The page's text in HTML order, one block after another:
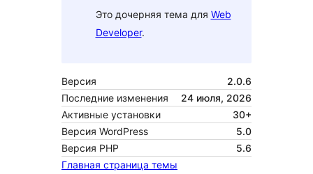
Это дочерняя тема для Web
Developer.
Версия
2.0.6
Последние изменения
24 июля, 2026
Активные установки
30+
Версия WordPress
5.0
Версия PHP
5.6
Главная страница темы